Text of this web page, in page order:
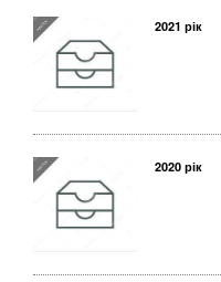
2021 рік
2020 рік